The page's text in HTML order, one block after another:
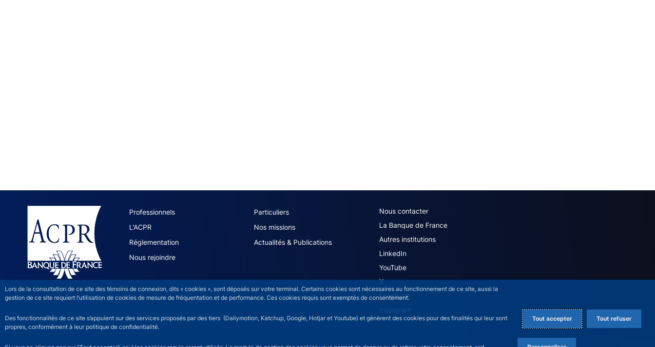
Lors de la consultation de ce site des témoins de connexion, dits « cookies », sont déposés sur votre terminal. Certains cookies sont nécessaires au fonctionnement de ce site, aussi la
gestion de ce site requiert l’utilisation de cookies de mesure de fréquentation et de performance. Ces cookies requis sont exemptés de consentement.
Des fonctionnalités de ce site s’appuient sur des services proposés par des tiers (Dailymotion, Katchup, Google, Hotjar et Youtube) et génèrent des cookies pour des finalités qui leur sont
propres, conformément à leur politique de confidentialité.
Tout accepter Tout refuser
ACPR site navigation (French)
Professionnels
Particuliers
L'ACPR
Nos missions
Réglementation
Actualités & Publications
Nous rejoindre
ACPR footer secondary menu (French)
Nous contacter
La Banque de France
Autres institutions
LinkedIn
YouTube
X
Facebook
Instagram